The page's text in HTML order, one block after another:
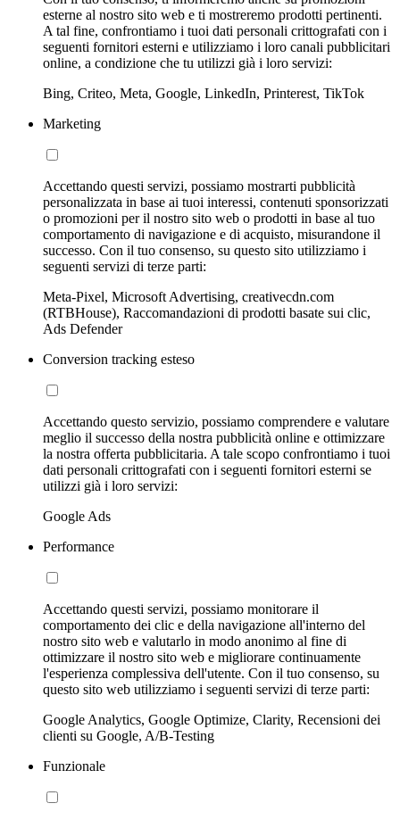
esterne al nostro sito web e ti mostreremo prodotti pertinenti.
A tal fine, confrontiamo i tuoi dati personali crittografati con i
seguenti fornitori esterni e utilizziamo i loro canali pubblicitari
online, a condizione che tu utilizzi già i loro servizi:
Bing, Criteo, Meta, Google, LinkedIn, Printerest, TikTok
Marketing
Accettando questi servizi, possiamo mostrarti pubblicità
personalizzata in base ai tuoi interessi, contenuti sponsorizzati
o promozioni per il nostro sito web o prodotti in base al tuo
comportamento di navigazione e di acquisto, misurandone il
successo. Con il tuo consenso, su questo sito utilizziamo i
seguenti servizi di terze parti:
Meta-Pixel, Microsoft Advertising, creativecdn.com
(RTBHouse), Raccomandazioni di prodotti basate sui clic,
Ads Defender
Conversion tracking esteso
Accettando questo servizio, possiamo comprendere e valutare
meglio il successo della nostra pubblicità online e ottimizzare
la nostra offerta pubblicitaria. A tale scopo confrontiamo i tuoi
dati personali crittografati con i seguenti fornitori esterni se
utilizzi già i loro servizi:
Google Ads
Performance
Accettando questi servizi, possiamo monitorare il
comportamento dei clic e della navigazione all'interno del
nostro sito web e valutarlo in modo anonimo al fine di
ottimizzare il nostro sito web e migliorare continuamente
l'esperienza complessiva dell'utente. Con il tuo consenso, su
questo sito web utilizziamo i seguenti servizi di terze parti:
Google Analytics, Google Optimize, Clarity, Recensioni dei
clienti su Google, A/B-Testing
Funzionale